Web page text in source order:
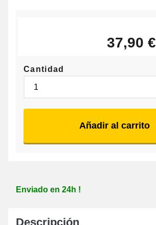
37,90 €
Cantidad
Añadir al carrito
Enviado en 24h !
Descripción